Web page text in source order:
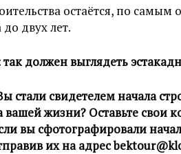
остаётся, по
двух лет.
должен выглядеть
стали свидетелем начала
вашей жизни? Оставьте свои
вы сфотографировали
их на адрес